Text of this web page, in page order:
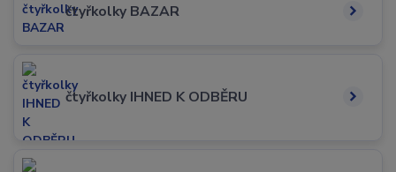
čtyřkolky BAZAR
čtyřkolky IHNED K ODBĚRU